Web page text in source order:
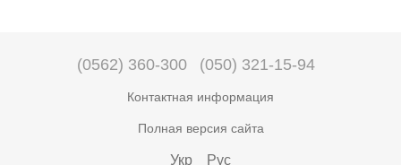
(0562) 360-300 (050) 321-15-94
Контактная информация
Полная версия сайта
Укр Рус